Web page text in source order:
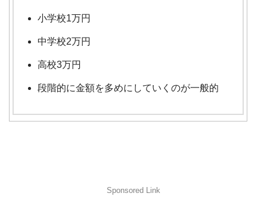
小学校1万円
中学校2万円
高校3万円
段階的に金額を多めにしていくのが一般的
Sponsored Link